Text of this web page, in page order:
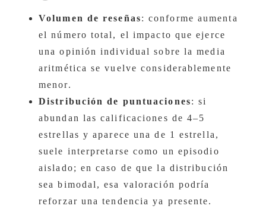
Volumen de reseñas: conforme aumenta
el número total, el impacto que ejerce
una opinión individual sobre la media
aritmética se vuelve considerablemente
menor.
Distribución de puntuaciones: si
abundan las calificaciones de 4–5
estrellas y aparece una de 1 estrella,
suele interpretarse como un episodio
aislado; en caso de que la distribución
sea bimodal, esa valoración podría
reforzar una tendencia ya presente.